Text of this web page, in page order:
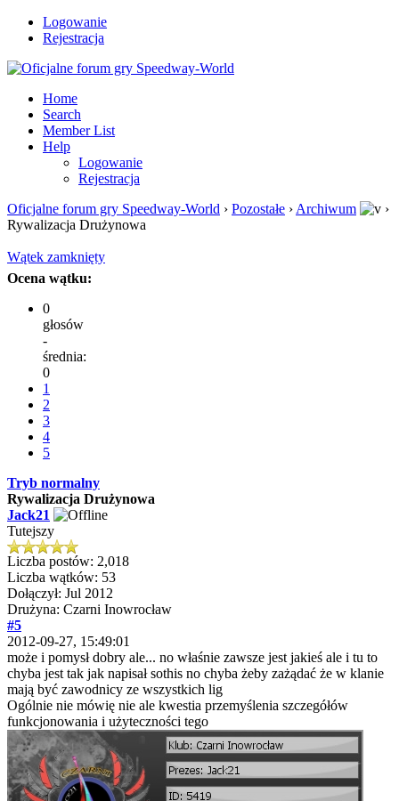
Logowanie
Rejestracja
Home
Search
Member List
Help
Logowanie
Rejestracja
Oficjalne forum gry Speedway-World › Pozostałe › Archiwum
›
Rywalizacja Drużynowa
Wątek zamknięty
Ocena wątku:
0
głosów
-
średnia:
0
1
2
3
4
5
Tryb normalny
Rywalizacja Drużynowa
Jack21
Tutejszy
Liczba postów: 2,018
Liczba wątków: 53
Dołączył: Jul 2012
Drużyna: Czarni Inowrocław
#5
2012-09-27, 15:49:01
może i pomysł dobry ale... no właśnie zawsze jest jakieś ale i tu to
chyba jest tak jak napisał sothis no chyba żeby zażądać że w klanie
mają być zawodnicy ze wszystkich lig
Ogólnie nie mówię nie ale kwestia przemyślenia szczegółów
funkcjonowania i użyteczności tego